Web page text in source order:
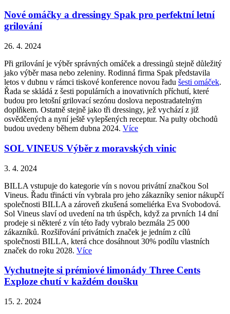
Nové omáčky a dressingy Spak pro perfektní letní
grilování
26. 4. 2024
Při grilování je výběr správných omáček a dressingů stejně důležitý
jako výběr masa nebo zeleniny. Rodinná firma Spak představila
letos v dubnu v rámci tiskové konference novou řadu šesti omáček.
Řada se skládá z šesti populárních a inovativních příchutí, které
budou pro letošní grilovací sezónu doslova nepostradatelným
doplňkem. Ostatně stejně jako tři dressingy, jež vychází z již
osvědčených a nyní ještě vylepšených receptur. Na pulty obchodů
budou uvedeny během dubna 2024. Více
SOL VINEUS Výběr z moravských vinic
3. 4. 2024
BILLA vstupuje do kategorie vín s novou privátní značkou Sol
Vineus. Řadu třinácti vín vybrala pro jeho zákazníky senior nákupčí
společnosti BILLA a zároveň zkušená someliérka Eva Svobodová.
Sol Vineus slaví od uvedení na trh úspěch, když za prvních 14 dní
prodeje si některé z vín této řady vybralo bezmála 25 000
zákazníků. Rozšiřování privátních značek je jedním z cílů
společnosti BILLA, která chce dosáhnout 30% podílu vlastních
značek do roku 2028. Více
Vychutnejte si prémiové limonády Three Cents
Exploze chutí v každém doušku
15. 2. 2024